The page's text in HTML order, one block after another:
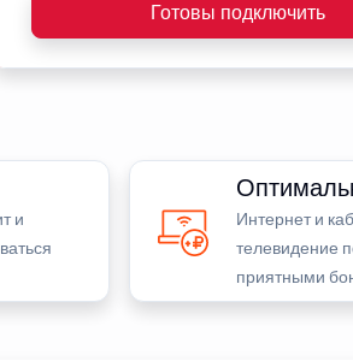
Готовы подключить
и
Интернет и
телевидение
приятными